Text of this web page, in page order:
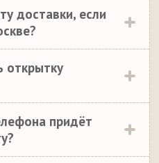
доставки, если
открытку
придёт